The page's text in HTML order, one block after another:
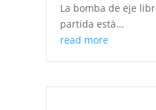
La bomba de eje
partida está...
read more